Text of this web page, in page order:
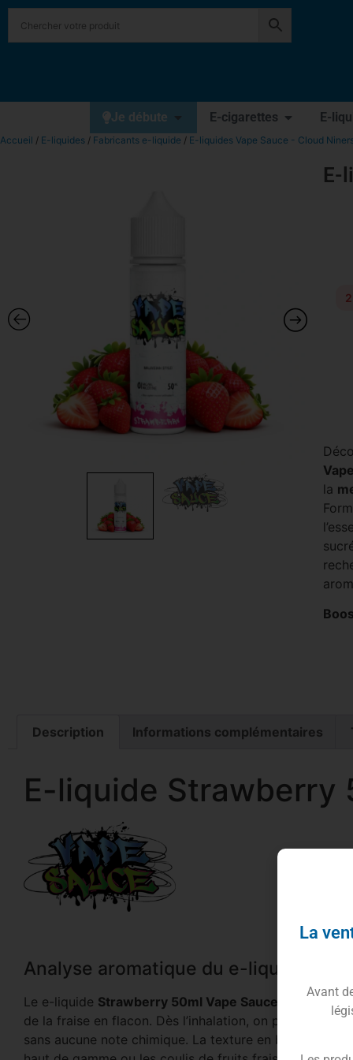
Je débute E-cigarettes E-
Accueil / E-liquides / Fabricants e-liquide / E-liquides Vape Sauce - Cloud
E-
2
la
Description Informations complémentaires
E-liquide Strawberry
Analyse aromatique du e-liquide
Le e-liquide Strawberry 50ml Vape Sauce ne se
de la fraise en flacon. Dès l’inhalation, on perçoit la
sans aucune note chimique. La texture en bouche est
La
Avant